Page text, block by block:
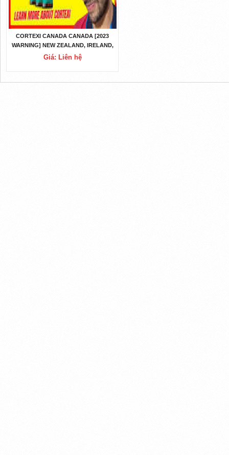
CORTEXI CANADA CANADA [2023
WARNING] NEW ZEALAND, IRELAND,
OFFICIAL WEBSITE & LEGIT?
Giá: Liên hệ